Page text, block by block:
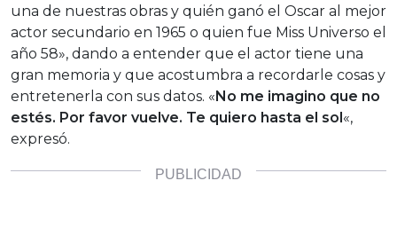
una de nuestras obras y quién ganó el Oscar al mejor
actor secundario en 1965 o quien fue Miss Universo el
año 58», dando a entender que el actor tiene una
gran memoria y que acostumbra a recordarle cosas y
entretenerla con sus datos. «No me imagino que no
estés. Por favor vuelve. Te quiero hasta el sol«,
expresó.